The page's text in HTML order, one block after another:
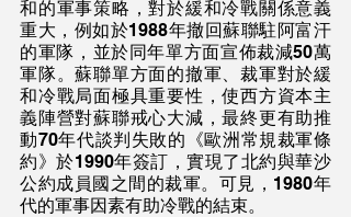
和的軍事策略，對於緩和冷戰關係意義
重大，例如於1988年撤回蘇聯駐阿富汗
的軍隊，並於同年單方面宣佈裁減50萬
軍隊。蘇聯單方面的撤軍、裁軍對於緩
和冷戰局面極具重要性，使西方資本主
義陣營對蘇聯戒心大減，最終更有助推
動70年代談判失敗的《歐洲常規裁軍條
約》於1990年簽訂，實現了北約與華沙
公約成員國之間的裁軍。可見，1980年
代的軍事因素有助冷戰的結束。